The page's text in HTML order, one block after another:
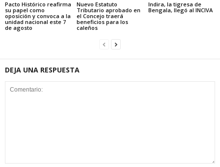
Pacto Histórico reafirma
su papel como
oposición y convoca a la
unidad nacional este 7
de agosto
Nuevo Estatuto
Tributario aprobado en
el Concejo traerá
beneficios para los
caleños
Indira, la tigresa de
Bengala, llegó al INCIVA
DEJA UNA RESPUESTA